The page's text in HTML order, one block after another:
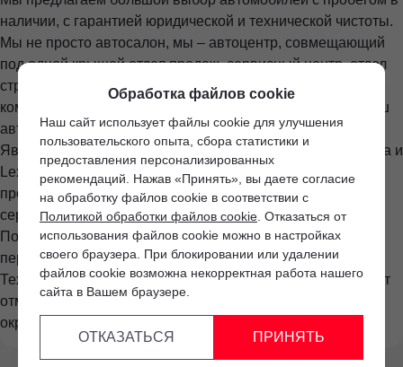
наличии, с гарантией юридической и технической чистоты.
Мы не просто автосалон, мы – автоцентр, совмещающий
под одной крышей отдел продаж, сервисный центр, отдел
страхования и кредитования – позволяющие наиболее
комфортно, безопасно и выгодно купить или продать Ваш
автомобиль с пробегом.
Являясь официальным дилером японских брендов Тоyоtа и
Lехus, мы готовы предложить своим клиентам
профессионализм, квалификацию и опыт грамотных,
сертифицированных специалистов.
Позвоните нам прямо сейчас и получите выгодное
персональное предложение!
Технические особенности автомобиля: Автомобиль имеет
отметку о ДТП. У автомобиля есть несколько вторично
окрашенных элементов.
Обработка файлов cookie
Наш сайт использует файлы cookie для улучшения
пользовательского опыта, сбора статистики и
предоставления персонализированных
рекомендаций. Нажав «Принять», вы даете согласие
на обработку файлов cookie в соответствии с
Политикой обработки файлов cookie . Отказаться от
использования файлов cookie можно в настройках
своего браузера. При блокировании или удалении
файлов cookie возможна некорректная работа нашего
сайта в Вашем браузере.
ОТКАЗАТЬСЯ ПРИНЯТЬ